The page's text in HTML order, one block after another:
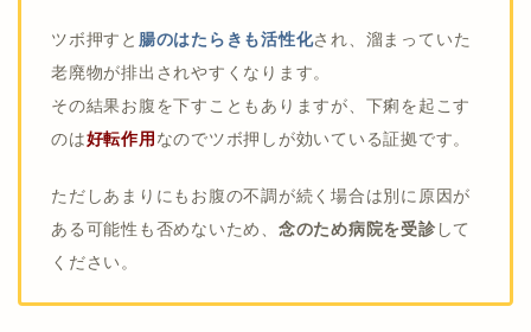
ツボ押すと 腸のはたらきも活性化され、溜まっていた
老廃物が排出されやすくなります。
その結果お腹を下すこともありますが、下痢を起こす
のは好転作用 なのでツボ押しが効いている証拠です。
ただしあまりにもお腹の不調が続く場合は別に原因が
ある可能性も否めないため、 念のため病院を受診 して
ください。